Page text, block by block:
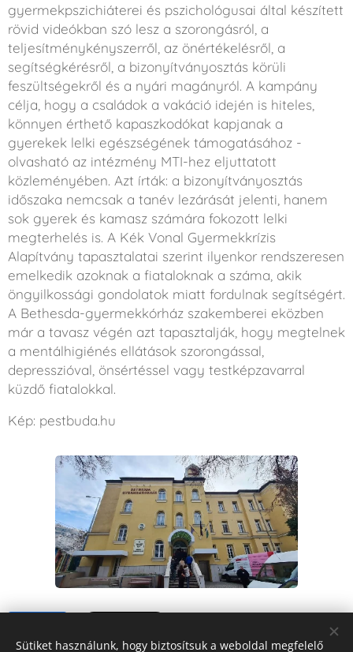
gyermekpszichiáterei és pszichológusai által készített
rövid videókban szó lesz a szorongásról, a
teljesítménykényszerről, az önértékelésről, a
segítségkérésről, a bizonyítványosztás körüli
feszültségekről és a nyári magányról. A kampány
célja, hogy a családok a vakáció idején is hiteles,
könnyen érthető kapaszkodókat kapjanak a
gyerekek lelki egészségének támogatásához -
olvasható az intézmény MTI-hez eljuttatott
közleményében. Azt írták: a bizonyítványosztás
időszaka nemcsak a tanév lezárását jelenti, hanem
sok gyerek és kamasz számára fokozott lelki
megterhelés is. A Kék Vonal Gyermekkrízis
Alapítvány tapasztalatai szerint ilyenkor rendszeresen
emelkedik azoknak a fiataloknak a száma, akik
öngyilkossági gondolatok miatt fordulnak segítségért.
A Bethesda-gyermekkórház szakemberei eközben
már a tavasz végén azt tapasztalják, hogy megtelnek
a mentálhigiénés ellátások szorongással,
depresszióval, önsértéssel vagy testképzavarral
küzdő fiatalokkal.
Kép: pestbuda.hu
Sütiket használunk, hogy biztosítsuk a weboldal megfelelő